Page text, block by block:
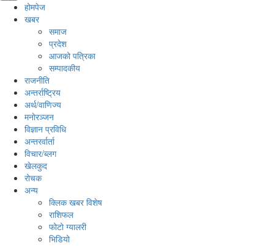
होमपेज
खबर
समाज
प्रदेश
आजको पत्रिका
सम्पादकीय
राजनीति
अन्तर्राष्ट्रिय
अर्थ/वाणिज्य
मनाेरञ्जन
विज्ञान प्रविधि
अन्तरर्वार्ता
विचार/ब्लग
खेलकुद
रोचक
अन्य
क्लिक खबर विशेष
राशिफल
फोटो ग्यालरी
भिडियो